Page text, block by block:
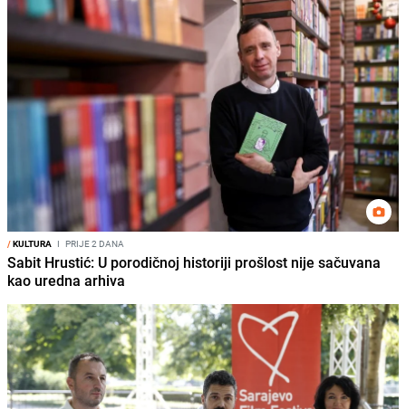
/KULTURA I PRIJE 2 DANA
Sabit Hrustić: U porodičnoj historiji prošlost nije sačuvana
kao uredna arhiva